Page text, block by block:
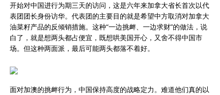
开始对中国进行为期三天的访问，这是六年来加拿大省长首次以代
表团团长身份访华。代表团的主要目的就是希望中方取消对加拿大
油菜籽产品的反倾销措施。这种“一边挑衅、一边求财”的做法，说
白了，就是想两头都占便宜，既想哄美国开心，又舍不得中国市
场。但这种两面派，最后可能两头都落不着好。
面对加澳的挑衅行为，中国保持高度的战略定力。难道他们真的以